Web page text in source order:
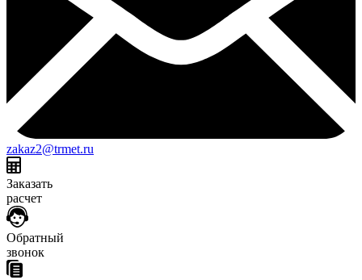
zakaz2@trmet.ru
Заказать
расчет
Обратный
звонок